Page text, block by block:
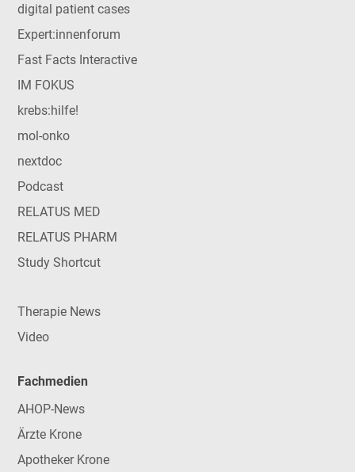
digital patient cases
Expert:innenforum
Fast Facts Interactive
IM FOKUS
krebs:hilfe!
mol-onko
nextdoc
Podcast
RELATUS MED
RELATUS PHARM
Study Shortcut
Therapie News
Video
Fachmedien
AHOP-News
Ärzte Krone
Apotheker Krone